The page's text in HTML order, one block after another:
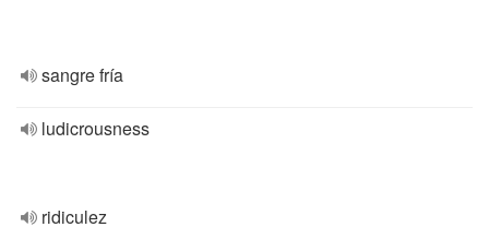
sangre fría
ludicrousness
ridiculez